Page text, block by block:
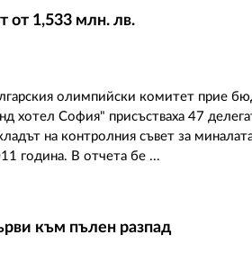
от 1,533 млн. лв.
олимпийски комитет прие
хотел София" присъстваха 47
на контролния съвет за
година. В отчета бе ...
към пълен разпад